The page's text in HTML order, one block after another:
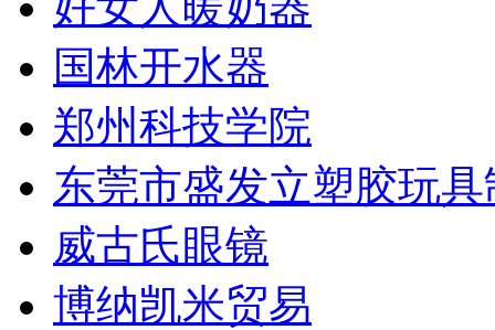
国林开水器
郑州科技学院
东莞市盛发立塑胶玩具
威古氏眼镜
博纳凯米贸易